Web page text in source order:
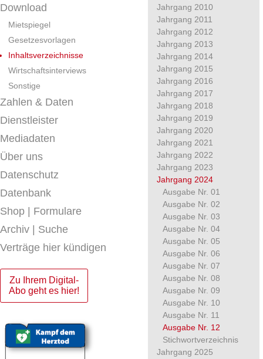
Download
Mietspiegel
Gesetzesvorlagen
Inhaltsverzeichnisse
Wirtschaftsinterviews
Sonstige
Zahlen & Daten
Dienstleister
Mediadaten
Über uns
Datenschutz
Datenbank
Shop | Formulare
Archiv | Suche
Verträge hier kündigen
Zu Ihrem Digital-
Abo geht es hier!
Jahrgang 2010
Jahrgang 2011
Jahrgang 2012
Jahrgang 2013
Jahrgang 2014
Jahrgang 2015
Jahrgang 2016
Jahrgang 2017
Jahrgang 2018
Jahrgang 2019
Jahrgang 2020
Jahrgang 2021
Jahrgang 2022
Jahrgang 2023
Jahrgang 2024
Ausgabe Nr. 01
Ausgabe Nr. 02
Ausgabe Nr. 03
Ausgabe Nr. 04
Ausgabe Nr. 05
Ausgabe Nr. 06
Ausgabe Nr. 07
Ausgabe Nr. 08
Ausgabe Nr. 09
Ausgabe Nr. 10
Ausgabe Nr. 11
Ausgabe Nr. 12
Stichwortverzeichnis
Jahrgang 2025